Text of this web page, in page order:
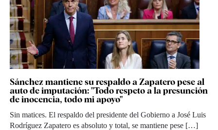
Sánchez mantiene su respaldo a Zapatero pese al
auto de imputación: "Todo respeto a la presunción
de inocencia, todo mi apoyo"
Sin matices. El respaldo del presidente del Gobierno a José Luis
Rodríguez Zapatero es absoluto y total, se mantiene pese […]